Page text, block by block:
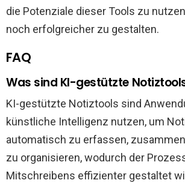
die Potenziale dieser Tools zu
noch erfolgreicher zu gestalten.
FAQ
Was sind KI-gestützte
KI-gestützte Notiztools sind
künstliche Intelligenz nutzen, um
automatisch zu erfassen,
zu organisieren, wodurch der
Mitschreibens effizienter gestaltet